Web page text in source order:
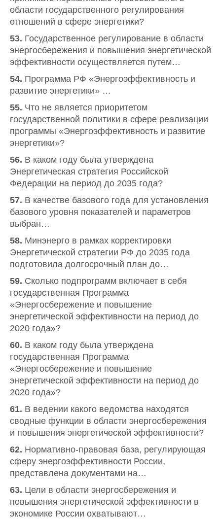
области государственного регулирования
отношений в сфере энергетики?
53. Государственное регулирование в области
энергосбережения и повышения энергетической
эффективности осуществляется путем…
54. Программа РФ «Энергоэффективность и
развитие энергетики» …
55. Что не является приоритетом
государственной политики в сфере реализации
программы «Энергоэффективность и развитие
энергетики»?
56. В каком году была утверждена
Энергетическая стратегия Российской
Федерации на период до 2035 года?
57. В качестве базового года для установления
базового уровня показателей и параметров
выбран…
58. Минэнерго в рамках корректировки
Энергетической стратегии РФ до 2035 года
подготовила долгосрочный план до…
59. Сколько подпрограмм включает в себя
государственная Программа
«Энергосбережение и повышение
энергетической эффективности на период до
2020 года»?
60. В каком году была утверждена
государственная Программа
«Энергосбережение и повышение
энергетической эффективности на период до
2020 года»?
61. В ведении какого ведомства находятся
сводные функции в области энергосбережения
и повышения энергетической эффективности?
62. Нормативно-правовая база, регулирующая
сферу энергоэффективности России,
представлена документами на…
63. Цели в области энергосбережения и
повышения энергетической эффективности в
экономике России охватывают…